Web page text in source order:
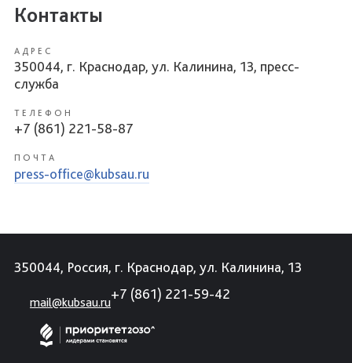
Контакты
АДРЕС
350044, г. Краснодар, ул. Калинина, 13, пресс-
служба
ТЕЛЕФОН
+7 (861) 221-58-87
ПОЧТА
press-office@kubsau.ru
350044, Россия, г. Краснодар, ул. Калинина, 13
mail@kubsau.ru
+7 (861) 221-59-42